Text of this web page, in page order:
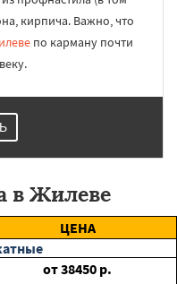
кирпича. Важно, что
по карману почти
в Жилеве
ЦЕНА
от38450 р.